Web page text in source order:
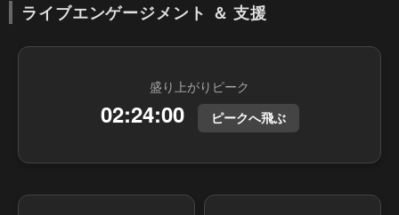
ライブエンゲージメント ＆ 支援
盛り上がりピーク
02:24:00 ピークへ飛ぶ